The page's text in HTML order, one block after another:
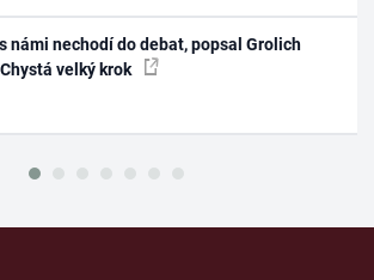
námi nechodí do debat, popsal Grolich
velký krok